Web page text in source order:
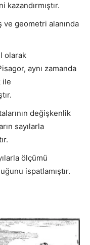
geometri alanında
olarak
aynı zamanda
ile
değişkenlik
sayılarla
ölçümü
ispatlamıştır.